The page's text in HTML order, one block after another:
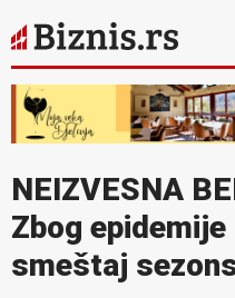
NEIZVESNA
Zbog
smeštaj